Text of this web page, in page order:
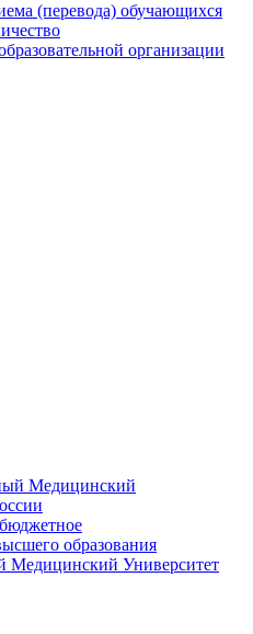
(перевода) обучающихся
организации
образования
Медицинский Университет